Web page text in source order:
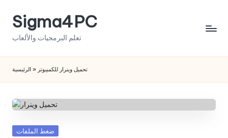
SkipSigma4PC
تعلم البرمجيات والألعاب
الرئيسية » تحميل وينرار للكمبيوتر
Posted
ضغط الملفات